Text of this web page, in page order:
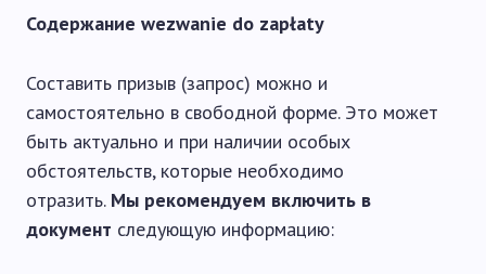
Содержание wezwanie do zapłaty
Составить призыв (запрос) можно и
самостоятельно в свободной форме. Это может
быть актуально и при наличии особых
обстоятельств, которые необходимо
отразить. Мы рекомендуем включить в
документ следующую информацию: